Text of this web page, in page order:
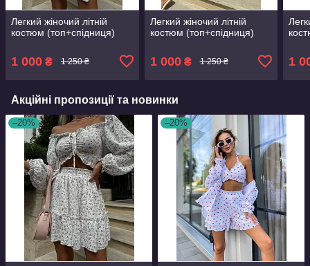
Легкий жіночий літній
костюм (топ+спідниця)
1 000 ₴ 1 250 ₴
Легкий жіночий літній
костюм (топ+спідниця)
1 000₴ 1 250 ₴ 1
Акційні пропозиції та новинки
–20% –20%